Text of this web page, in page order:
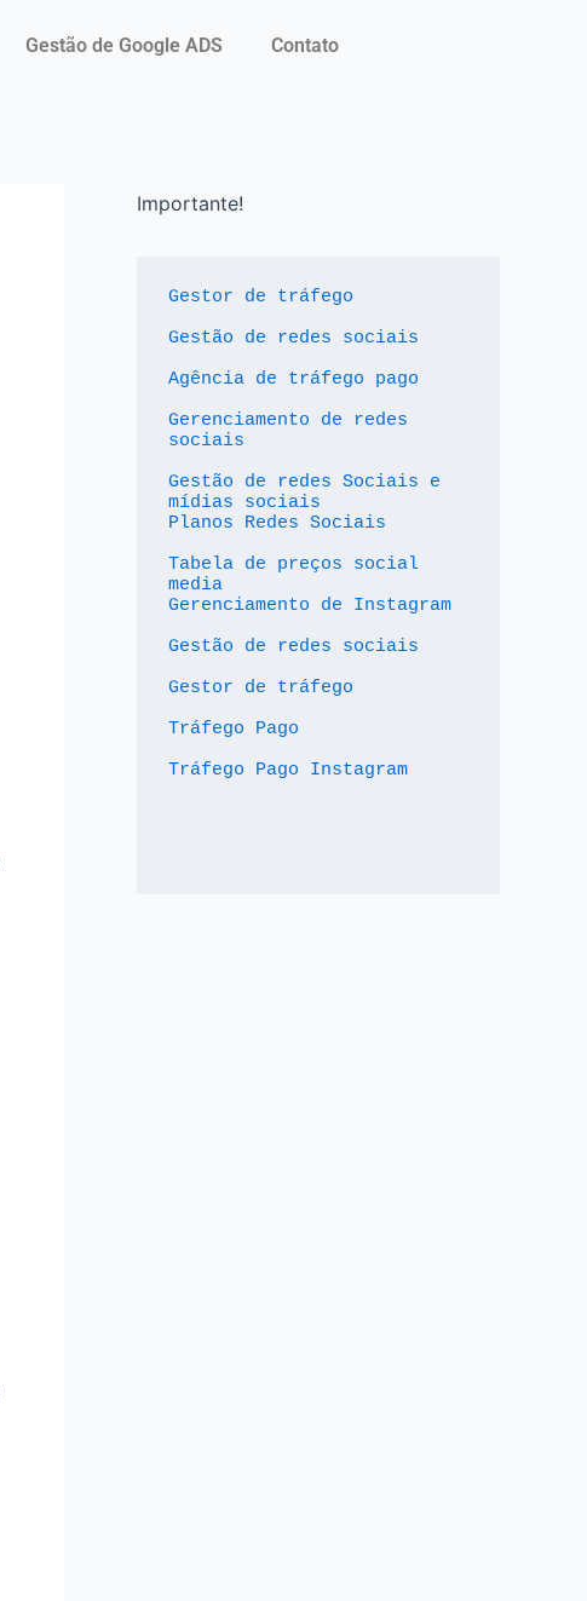
Gestão de Google ADS Contato
Importante!
Gestor de tráfego
Gestão de redes sociais
Agência de tráfego pago
Gerenciamento de redes
sociais
Gestão de redes Sociais e
mídias sociais
Planos Redes Sociais
Tabela de preços social
media
Gerenciamento de Instagram
Gestão de redes sociais
Gestor de tráfego
Tráfego Pago
Tráfego Pago Instagram